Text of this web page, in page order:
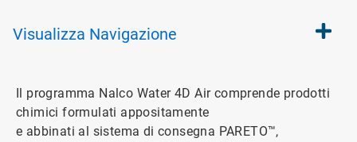
Visualizza Navigazione
Il programma Nalco Water 4D Air comprende prodotti
chimici formulati appositamente
e abbinati al sistema di consegna PARETO™,